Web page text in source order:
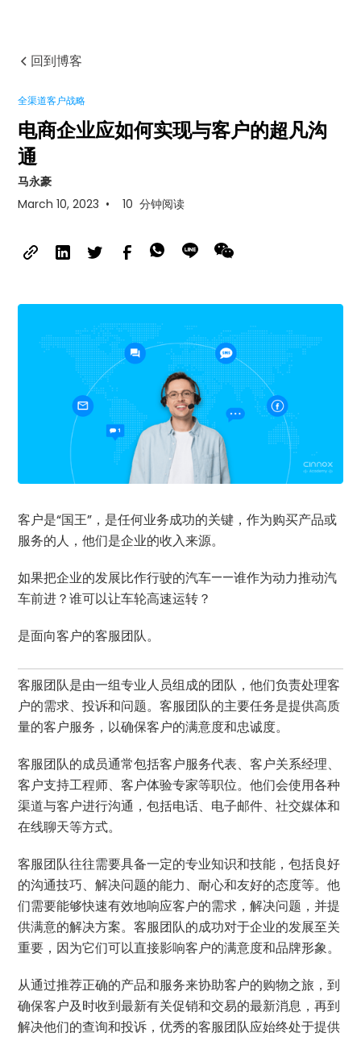
回到博客
全渠道客户战略
电商企业应如何实现与客户的超凡沟
通
马永豪
March 10, 2023 • 10 分钟阅读
客户是“国王”，是任何业务成功的关键，作为购买产品或
服务的人，他们是企业的收入来源。
如果把企业的发展比作行驶的汽车——谁作为动力推动汽
车前进？谁可以让车轮高速运转？
是面向客户的客服团队。
客服团队是由一组专业人员组成的团队，他们负责处理客
户的需求、投诉和问题。客服团队的主要任务是提供高质
量的客户服务，以确保客户的满意度和忠诚度。
客服团队的成员通常包括客户服务代表、客户关系经理、
客户支持工程师、客户体验专家等职位。他们会使用各种
渠道与客户进行沟通，包括电话、电子邮件、社交媒体和
在线聊天等方式。
客服团队往往需要具备一定的专业知识和技能，包括良好
的沟通技巧、解决问题的能力、耐心和友好的态度等。他
们需要能够快速有效地响应客户的需求，解决问题，并提
供满意的解决方案。客服团队的成功对于企业的发展至关
重要，因为它们可以直接影响客户的满意度和品牌形象。
从通过推荐正确的产品和服务来协助客户的购物之旅，到
确保客户及时收到最新有关促销和交易的最新消息，再到
解决他们的查询和投诉，优秀的客服团队应始终处于提供